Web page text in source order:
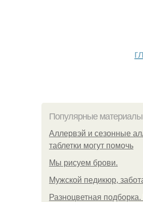
Популярные материалы
Аллервэй и сезонные
таблетки могут помочь
Мы рисуем брови.
Мужской педикюр,
Разноцветная